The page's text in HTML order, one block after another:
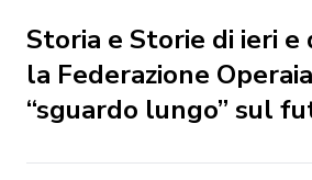
Storia e Storie di ieri e
la Federazione
“sguardo lungo” sul